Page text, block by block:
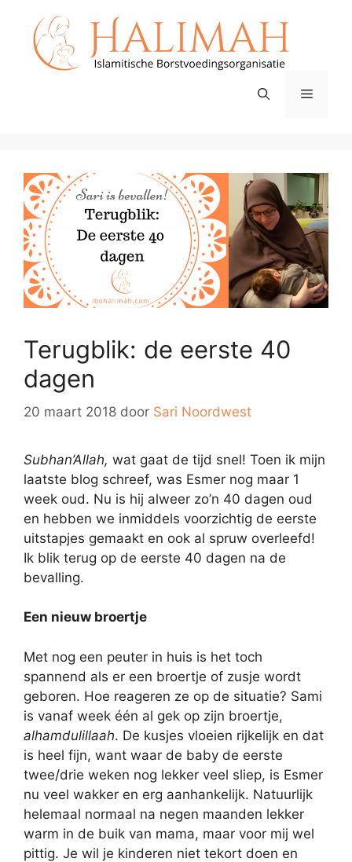
Menu
Terugblik: de eerste 40
dagen
20 maart 2018 door Sari Noordwest
Subhan’Allah, wat gaat de tijd snel! Toen ik mijn
laatste blog schreef, was Esmer nog maar 1
week oud. Nu is hij alweer zo’n 40 dagen oud
en hebben we inmiddels voorzichtig de eerste
uitstapjes gemaakt en ook al spruw overleefd!
Ik blik terug op de eerste 40 dagen na de
bevalling.
Een nieuw broertje
Met nog een peuter in huis is het toch
spannend als er een broertje of zusje wordt
geboren. Hoe reageren ze op de situatie? Sami
is vanaf week één al gek op zijn broertje,
alhamdulillaah. De kusjes vloeien rijkelijk en dat
is heel fijn, want waar de baby de eerste
twee/drie weken nog lekker veel sliep, is Esmer
nu veel wakker en erg aanhankelijk. Natuurlijk
helemaal normaal na negen maanden lekker
warm in de buik van mama, maar voor mij wel
pittig. Je wil je kinderen niet tekort doen en